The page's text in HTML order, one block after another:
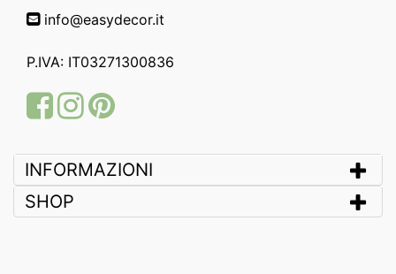
info@easydecor.it
P.IVA: IT03271300836
FacebookInstagram
Pinterest
INFORMAZIONI
SHOP